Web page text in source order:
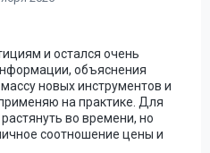
и остался очень
объяснения
новых инструментов и
на практике. Для
во времени, но
соотношение цены и